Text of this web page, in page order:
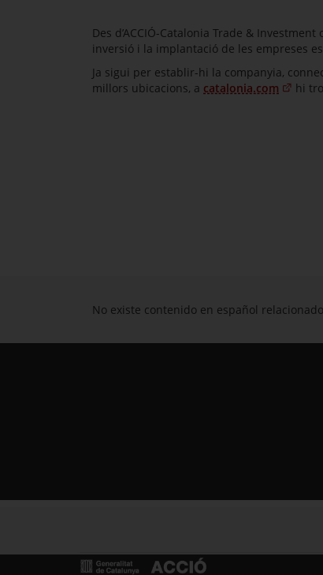
Des d’ACCIÓ-Catalonia Trade &
inversió i la implantació de les empreses
Ja sigui per establir-hi la companyia,
millors ubicacions, a catalonia.com hi
No existe contenido en español